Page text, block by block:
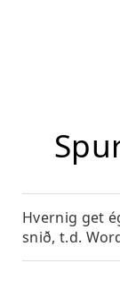
Hvernig get
snið, t.d.